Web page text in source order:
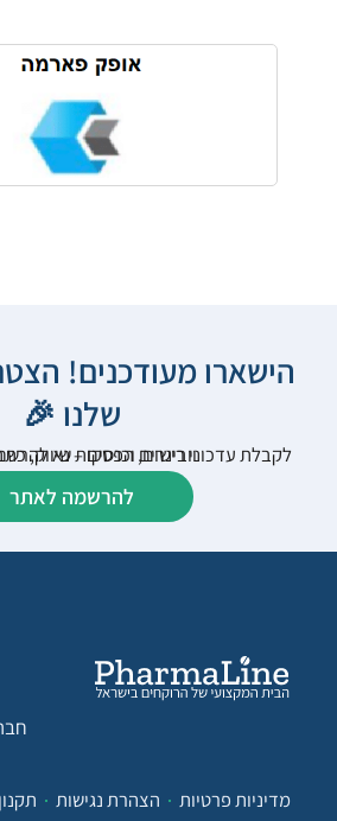
הישארו מעודכנים!
שלנו 🎉
לקבלת עדכוני רישום, הפסקות שיווק, כתבות תוכן ועדכונים על וובינרים
להרשמה לאתר
מדיניות פרטיות
הצהרת נגישות